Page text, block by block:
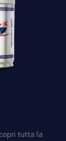
tutta la